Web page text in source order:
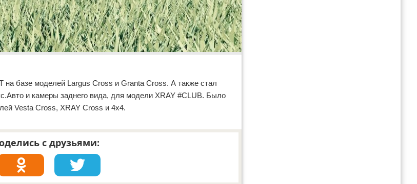
на базе моделей Largus Cross и Granta Cross. А также стал
и камеры заднего вида, для модели XRAY #CLUB. Было
Vesta Cross, XRAY Cross и 4х4.
с друзьями: